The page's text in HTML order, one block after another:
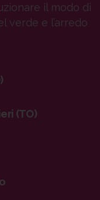
il modo di
verde e l’arredo
(TO)